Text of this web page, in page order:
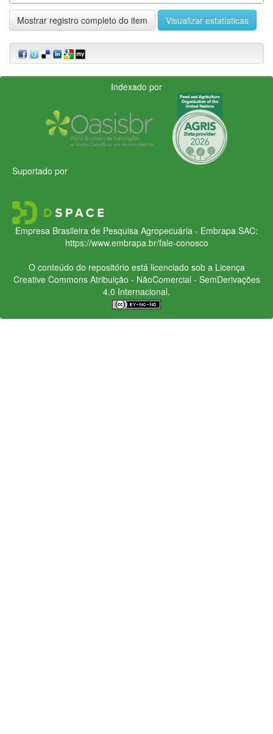
Mostrar registro completo do item Visualizar estatísticas
Indexado por
Suportado por
Empresa Brasileira de Pesquisa Agropecuária - Embrapa SAC:
https://www.embrapa.br/fale-conosco
O conteúdo do repositório está licenciado sob a Licença
Creative CommonsAtribuição - NãoComercial - SemDerivações
4.0 Internacional.